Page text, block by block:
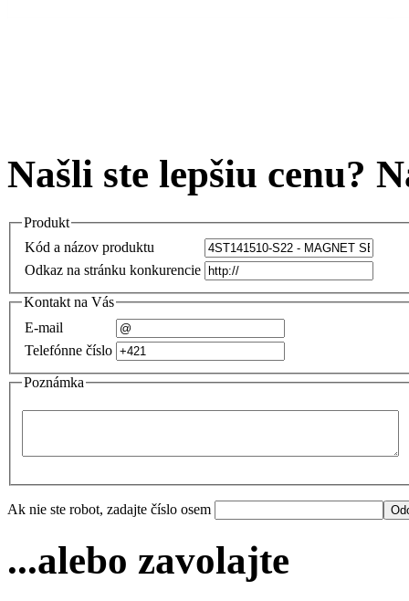
Našli ste lepšiu cenu?
Produkt
Kód a názov produktu
Odkaz na stránku konkurencie
Kontakt na Vás
E-mail
Telefónne číslo
Poznámka
Ak nie ste robot, zadajte číslo osem
...alebo zavolajte